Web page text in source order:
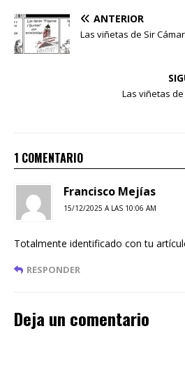
ANTERIOR
Las viñetas de Sir
Las viñetas
1 COMENTARIO
Francisco Mejías
15/12/2025 A LAS 10:06 AM
Totalmente identificado con tu
RESPONDER
Deja un comentario